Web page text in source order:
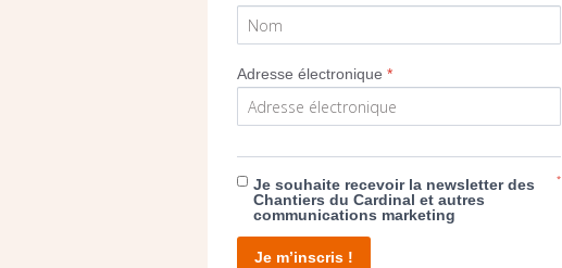
SEUL VOTRE DON
NOUS PERMET D’AGIR
Adresse électronique*
Je souhaite recevoir la newsletter des
Chantiers du Cardinal et autres
communications marketing
*
Je m’inscris !